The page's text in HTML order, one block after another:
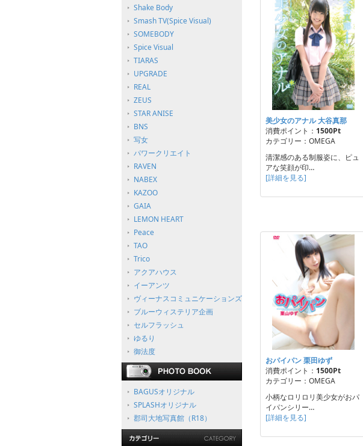
Shake Body
Smash TV(Spice Visual)
SOMEBODY
Spice Visual
TIARAS
UPGRADE
REAL
ZEUS
STAR ANISE
BNS
写女
パワークリエイト
RAVEN
NABEX
KAZOO
GAIA
LEMON HEART
Peace
TAO
Trico
アクアハウス
イーアンツ
ヴィーナスコミュニケーションズ
ブルーウィステリア企画
セルフラッシュ
ゆるり
御法度
BAGUSオリジナル
SPLASHオリジナル
郡司大地写真館（R18）
美少女のアナル 大谷真那
消費ポイント： 1500Pt
カテゴリー：OMEGA
清潔感のある制服姿に、ピュ
アな笑顔が印…
[詳細を見る]
おパイパン 栗田ゆず
消費ポイント： 1500Pt
カテゴリー：OMEGA
小柄なロリロリ美少女がおパ
イパンシリー…
[詳細を見る]